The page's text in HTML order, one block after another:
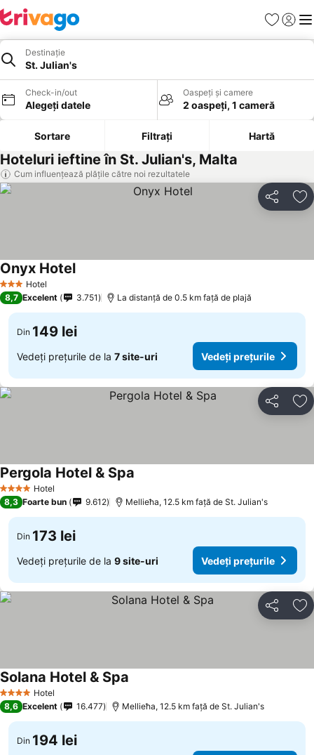
Favorite
Destinație
St. Julian's
Check-in/out
Alegeți datele
Oaspeți și camere
2 oaspeți, 1 cameră
Sortare Filtrați Hartă
Hoteluri ieftine în St. Julian's, Malta
Cum influențează plățile către noi rezultatele
Distribuiți
3 SteleHotel
Onyx Hotel
8,7 Excelent 3.751 La distanță de 0.5 km față de plajă
Din 149 lei
Vedeți prețurile de la 7 site-uri Vedeți prețurile
Distribuiți
4 Stele Hotel
Pergola Hotel & Spa
8,3 Foarte bun 9.612 Mellieħa, 12.5 km faţă de St. Julian's
Din 173 lei
Vedeți prețurile de la 9 site-uri Vedeți prețurile
Distribuiți
4 Stele Hotel
Solana Hotel & Spa
8,6 Excelent 16.477 Mellieħa, 12.5 km faţă de St. Julian's
Din 194 lei